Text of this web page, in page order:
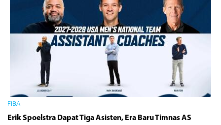
FIBA
Erik Spoelstra Dapat Tiga Asisten, Era Baru Timnas AS